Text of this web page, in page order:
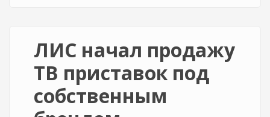
ЛИС начал продажу
ТВ приставок под
собственным